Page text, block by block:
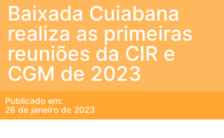
Baixada Cuiabana
realiza as primeiras
reuniões da CIR e
CGM de 2023
Publicado em:
26 de janeiro de 2023